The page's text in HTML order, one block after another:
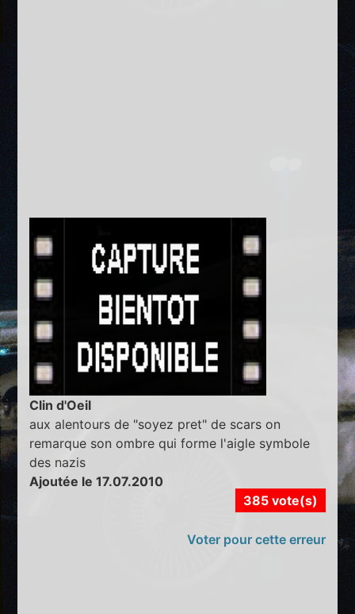
Clin d'Oeil
aux alentours de "soyez pret" de scars on
remarque son ombre qui forme l'aigle symbole
des nazis
Ajoutée le 17.07.2010
385 vote(s)
Voter pour cette erreur